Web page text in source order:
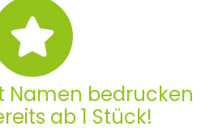
Namen bedrucken
ab 1 Stück!